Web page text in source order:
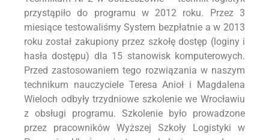
przystąpiło do programu w 2012 roku. Przez 3
miesiące testowaliśmy System bezpłatnie a w 2013
roku został zakupiony przez szkołę dostęp (loginy i
hasła dostępu) dla 15 stanowisk komputerowych.
Przed zastosowaniem tego rozwiązania w naszym
technikum nauczyciele Teresa Anioł i Magdalena
Wieloch odbyły trzydniowe szkolenie we Wrocławiu
z obsługi programu. Szkolenie było prowadzone
przez pracowników Wyższej Szkoły Logistyki w